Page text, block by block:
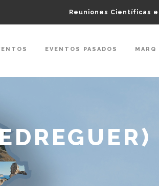
Reuniones Científicas
EVENTOS PASADOS MARQ